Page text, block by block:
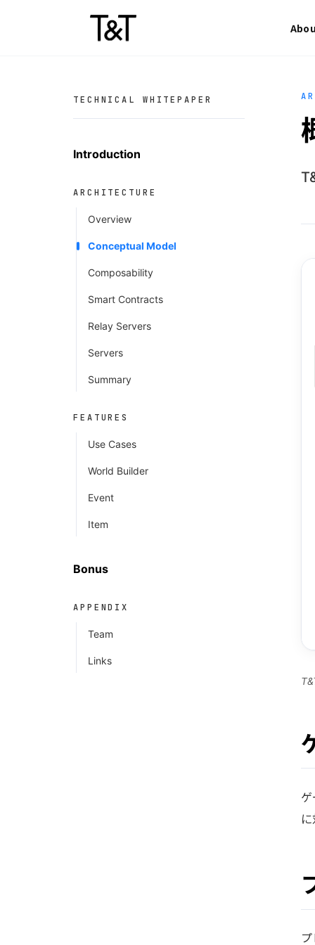
TECHNICAL WHITEPAPER
Introduction
ARCHITECTURE
Overview
Conceptual Model
Composability
Smart Contracts
Relay Servers
Servers
Summary
FEATURES
Use Cases
World Builder
Event
Item
Bonus
APPENDIX
Team
Links
に